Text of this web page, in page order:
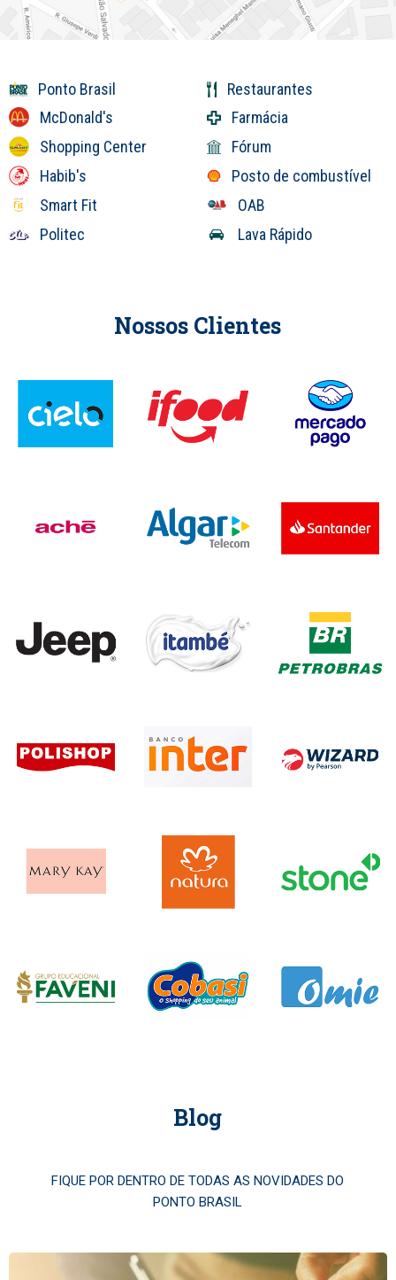
Ponto Brasil
Restaurantes
McDonald's
Farmácia
Shopping Center
Fórum
Habib's
Posto de combustível
Smart Fit
OAB
Politec
Lava Rápido
Nossos Clientes
Blog
FIQUE POR DENTRO DE TODAS AS NOVIDADES DO
PONTO BRASIL